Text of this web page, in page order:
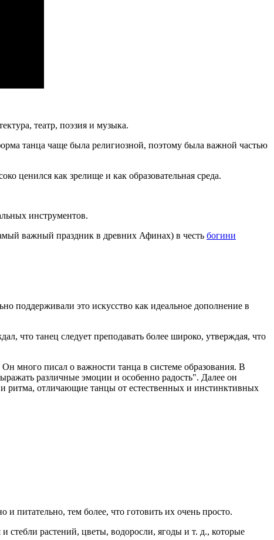
театр, поэзия и музыка.
танца чаще была религиозной, поэтому была важной частью
ценился как зрелище и как образовательная среда.
инструментов.
важный праздник в древних Афинах) в честь богини
поддерживали это искусство как идеальное дополнение в
что танец следует преподавать более широко, утверждая, что
много писал о важности танца в системе образования. В
различные эмоции и особенно радость". Далее он
ритма, отличающие танцы от естественных и инстинктивных
питательно, тем более, что готовить их очень просто.
стебли растений, цветы, водоросли, ягоды и т. д., которые